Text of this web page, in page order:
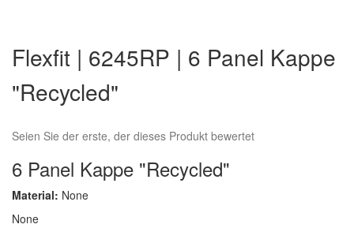
der
Bildergalerie
springen
Flexfit | 6245RP | 6 Panel Kappe
"Recycled"
Seien Sie der erste, der dieses Produkt bewertet
6 Panel Kappe "Recycled"
Material: None
None